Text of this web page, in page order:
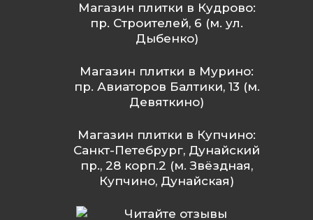
Магазин плитки в Кудрово:
пр. Строителей, 6 (м. ул.
Дыбенко)
Магазин плитки в Мурино:
пр. Авиаторов Балтики, 13 (м.
Девяткино)
Магазин плитки в Купчино:
Санкт-Петебрург, Дунайский
пр., 28 корп.2 (м. Звёздная,
Купчино, Дунайская)